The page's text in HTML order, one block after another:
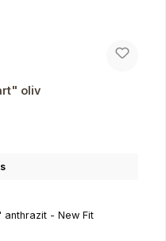
oliv